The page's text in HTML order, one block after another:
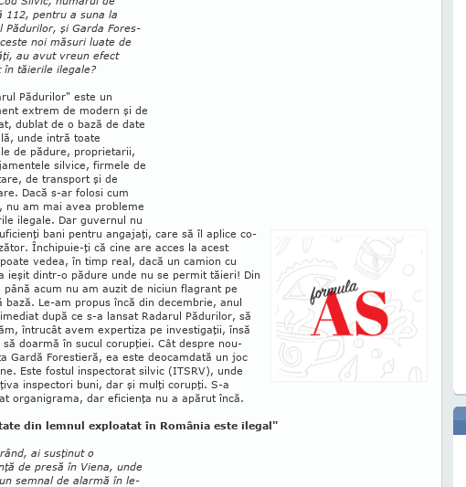
112, pentru a suna la
Pă­durilor, şi Garda Fo­­res­
noi măsuri luate de
au avut vre­un efect
în tăierile ile­ga­le?
Pădurilor" este un
extrem de mo­dern şi de
dublat de o bază de date
unde intră toate
de pădure, pro­prie­tarii,
silvice, firmele de
de transport şi de
Dacă s-ar folosi cum
nu am mai avea pro­ble­me
ile­gale. Dar gu­ver­nul nu
bani pen­tru an­ga­jaţi, care să îl aplice co­
Închipuie-ţi că ci­ne are acces la acest
ve­dea, în timp real, dacă un ca­mion cu
ieşit dintr-o pă­­dure unde nu se permit tăieri! Din
până acum nu am au­zit de niciun flagrant pe
bază. Le-am propus în­că din de­cembrie, anul
du­pă ce s-a lansat Ra­darul Pădurilor, să
în­­tru­cât avem expertiza pe in­ves­tigaţii, însă
să doar­mă în sucul corupţiei. Cât des­pre nou-
Gardă Forestieră, ea este deo­cam­dată un joc
Este fos­tul inspectorat silvic (ITSRV), unde
ins­pectori buni, dar şi mulţi corupţi. S-a
or­ga­ni­grama, dar eficienţa nu a apărut încă.
din lemnul exploatat în România este ilegal"
ai susţinut o
de presă în Viena, unde
semnal de alarmă în le­